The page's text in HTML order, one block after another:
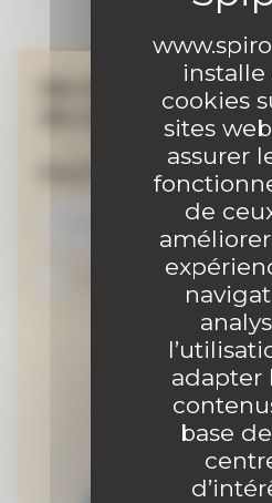
installe
cookies
sites
assurer
de
adapter
base
Ne manquez
de nos actualités
Inscrivez-vous à la
Je suis abonné au site